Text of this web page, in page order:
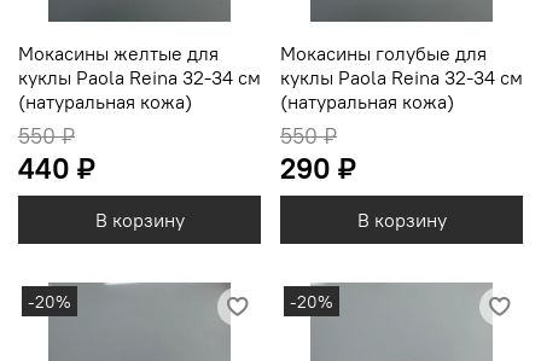
Мокасины желтые для
куклы Paola Reina 32-34 см
(натуральная кожа)
550 ₽
440 ₽
В корзину
Мокасины голубые для
куклы Paola Reina 32-34 см
(натуральная кожа)
550 ₽
290 ₽
В корзину
-20% -20%